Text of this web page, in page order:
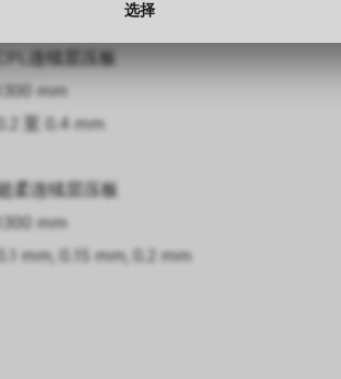
连续层压板
mm
至 0.4 mm
柔连续层压板
mm
mm, 0.15 mm, 0.2 mm
选择